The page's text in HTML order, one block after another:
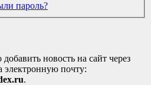
пароль?
новость на сайт через
электронную почту:
.